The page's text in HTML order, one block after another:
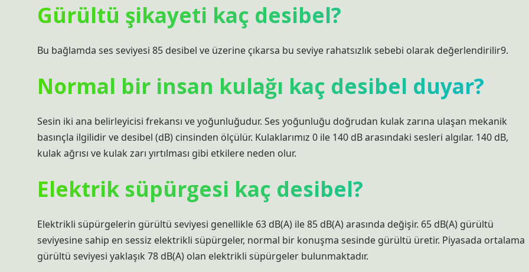
Gürültü şikayeti kaç desibel?
Bu bağlamda ses seviyesi 85 desibel ve üzerine çıkarsa bu seviye rahatsızlık sebebi olarak değerlendirilir9.
Normal bir insan kulağı kaç desibel duyar?
Sesin iki ana belirleyicisi frekansı ve yoğunluğudur. Ses yoğunluğu doğrudan kulak zarına ulaşan mekanik
basınçla ilgilidir ve desibel (dB) cinsinden ölçülür. Kulaklarımız 0 ile 140 dB arasındaki sesleri algılar. 140 dB,
kulak ağrısı ve kulak zarı yırtılması gibi etkilere neden olur.
Elektrik süpürgesi kaç desibel?
Elektrikli süpürgelerin gürültü seviyesi genellikle 63 dB(A) ile 85 dB(A) arasında değişir. 65 dB(A) gürültü
seviyesine sahip en sessiz elektrikli süpürgeler, normal bir konuşma sesinde gürültü üretir. Piyasada ortalama
gürültü seviyesi yaklaşık 78 dB(A) olan elektrikli süpürgeler bulunmaktadır.